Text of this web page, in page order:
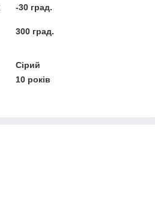
-30 град.
300 град.
Сірий
10 років